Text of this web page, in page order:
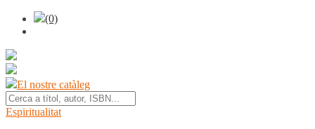
(0)
El nostre catàleg
Espiritualitat